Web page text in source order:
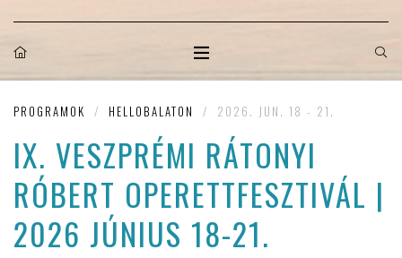
PROGRAMOK / HELLOBALATON / 2026. JUN. 18 - 21.
IX. VESZPRÉMI RÁTONYI
RÓBERT OPERETTFESZTIVÁL |
2026 JÚNIUS 18-21.